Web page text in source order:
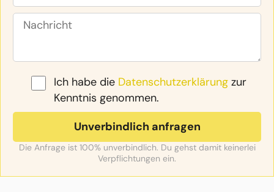
Ich habe die Datenschutzerklärung zur
Kenntnis genommen.
Die Anfrage ist 100% unverbindlich. Du gehst damit keinerlei
Verpflichtungen ein.